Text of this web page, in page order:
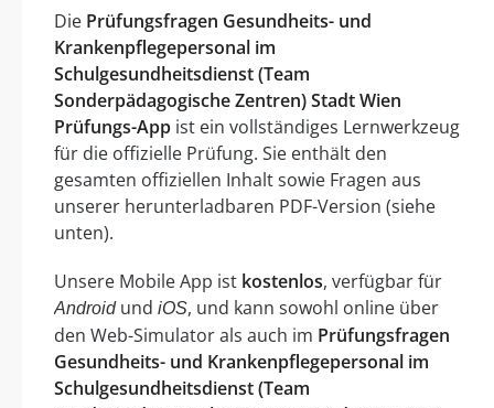
Die Prüfungsfragen Gesundheits- und
Krankenpflegepersonal im
Schulgesundheitsdienst (Team
Sonderpädagogische Zentren) Stadt Wien
Prüfungs-App ist ein vollständiges Lernwerkzeug
für die offizielle Prüfung. Sie enthält den
gesamten offiziellen Inhalt sowie Fragen aus
unserer herunterladbaren PDF-Version (siehe
unten).
Unsere Mobile App ist kostenlos, verfügbar für
Androidund iOS, und kann sowohl online über
den Web-Simulator als auch im Prüfungsfragen
Gesundheits- und Krankenpflegepersonal im
Schulgesundheitsdienst (Team